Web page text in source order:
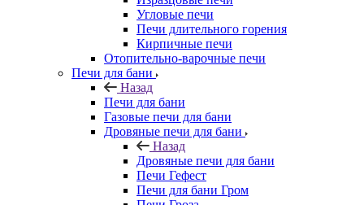
Угловые печи
Печи длительного горения
Кирпичные печи
Отопительно-варочные печи
Печи для бани
Назад
Печи для бани
Газовые печи для бани
Дровяные печи для бани
Назад
Дровяные печи для бани
Печи Гефест
Печи для бани Гром